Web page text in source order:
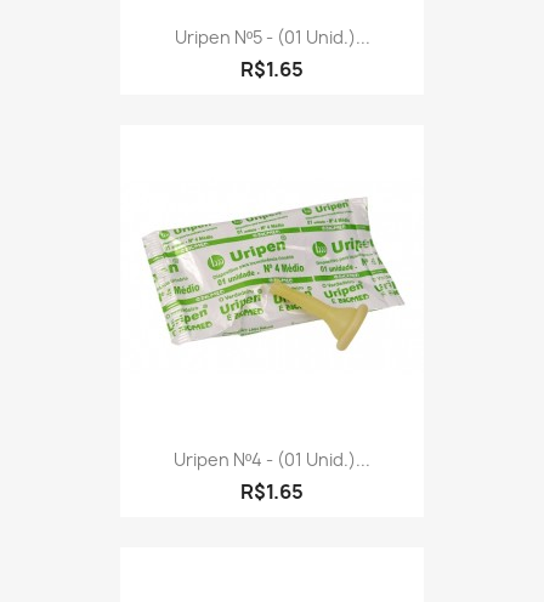
Uripen Nº5 - (01 Unid.)...
R$1.65
Uripen Nº4 - (01 Unid.)...
R$1.65